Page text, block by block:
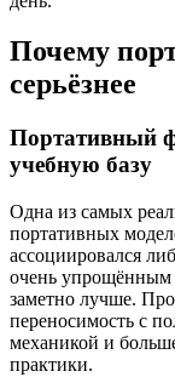
Почему
серьёзнее
Портативный
учебную базу
Одна из самых
портативных
ассоциировался
очень упрощённым
заметно лучше.
переносимость с
механикой и
практики.